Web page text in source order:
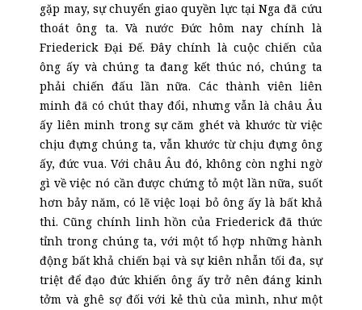
gặp may, sự chuyển giao quyền lực tại Nga đã cứu
thoát ông ta. Và nước Đức hôm nay chính là
Friederick Đại Đế. Đây chính là cuộc chiến của
ông ấy và chúng ta đang kết thúc nó, chúng ta
phải chiến đấu lần nữa. Các thành viên liên
minh đã có chút thay đổi, nhưng vẫn là châu Âu
ấy liên minh trong sự căm ghét và khước từ việc
chịu đựng chúng ta, vẫn khước từ chịu đựng ông
ấy, đức vua. Với châu Âuđó, không còn nghi ngờ
gì về việc nó cần được chứng tỏ một lần nữa, suốt
hơn bảy năm, có lẽ việc loại bỏ ông ấy là bất khả
thi. Cũng chính linh hồn của Friederick đã thức
tỉnh trong chúng ta, với một tổ hợp những hành
động bất khả chiến bại và sự kiên nhẫn tối đa, sự
triệt để đạo đức khiến ông ấytrở nên đáng kinh
tởm và ghê sợ đối với kẻ thù của mình, như một